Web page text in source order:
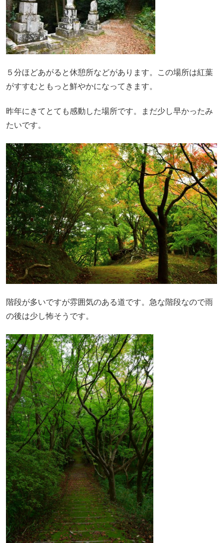
５分ほどあがると休憩所などがあります。この場所は紅葉
がすすむともっと鮮やかになってきます。
昨年にきてとても感動した場所です。まだ少し早かったみ
たいです。
階段が多いですが雰囲気のある道です。急な階段なので雨
の後は少し怖そうです。